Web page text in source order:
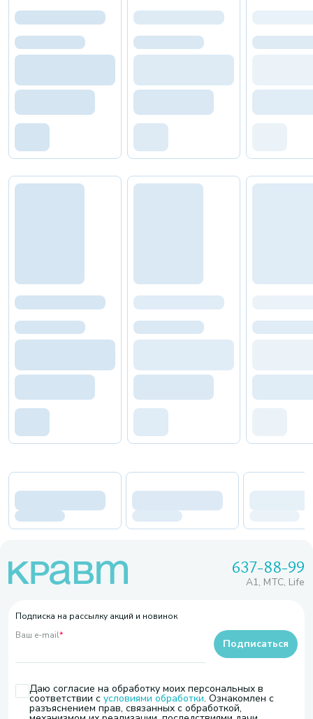
637-88-99
A1, МТС, Life
Подписка на рассылку акций и новинок
Ваш e-mail*
Даю согласие на обработку моих персональных в
соответствии с условиями обработки. Ознакомлен с
разъяснением прав, связанных с обработкой,
Подписаться